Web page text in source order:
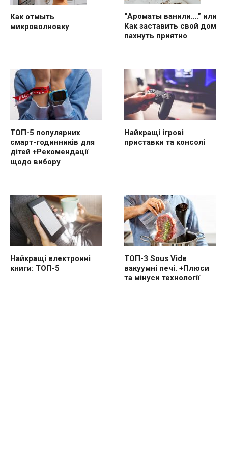
Как отмыть
микроволновку
“Ароматы ванили….” или
Как заставить свой дом
пахнуть приятно
ТОП-5 популярних
смарт-годинників для
дітей +Рекомендації
щодо вибору
Найкращі ігрові
приставки та консолі
Найкращі електронні
книги: ТОП-5
ТОП-3 Sous Vide
вакуумні печі. +Плюси
та мінуси технології